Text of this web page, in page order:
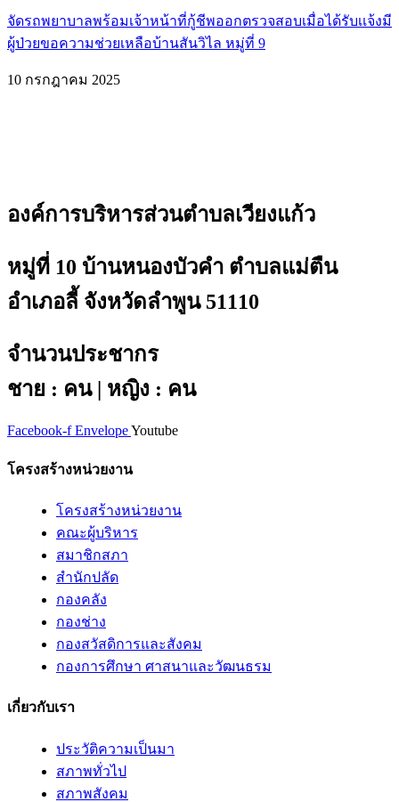
จัดรถพยาบาลพร้อมเจ้าหน้าที่กู้ชีพออกตรวจสอบเมื่อได้รับเเจ้งมี
ผู้ป่วยขอความช่วยเหลือบ้านสันวิไล หมู่ที่ 9
10 กรกฎาคม 2025
องค์การบริหารส่วนตำบลเวียงแก้ว
หมู่ที่ 10 บ้านหนองบัวคำ ตำบลแม่ตืน
อำเภอลี้ จังหวัดลำพูน 51110
จำนวนประชากร
ชาย : คน | หญิง : คน
Facebook-f EnvelopeYoutube
โครงสร้างหน่วยงาน
โครงสร้างหน่วยงาน
คณะผู้บริหาร
สมาชิกสภา
สำนักปลัด
กองคลัง
กองช่าง
กองสวัสดิการและสังคม
กองการศึกษา ศาสนาและวัฒนธรม
เกี่ยวกับเรา
ประวัติความเป็นมา
สภาพทั่วไป
สภาพสังคม